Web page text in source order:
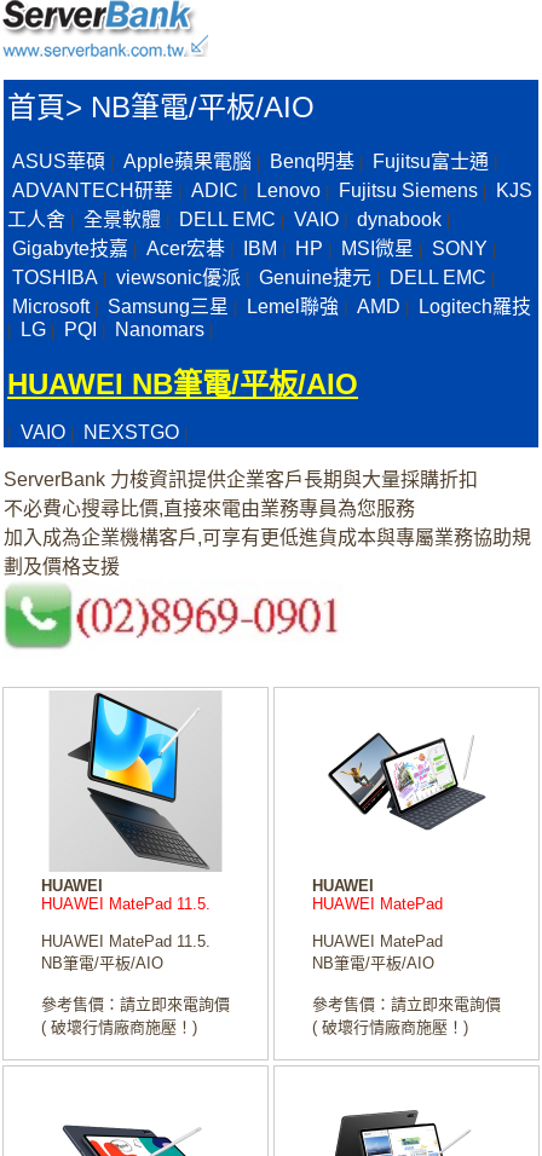
首頁> NB筆電/平板/AIO
ASUS華碩 Apple蘋果電腦 Benq明基 Fujitsu富士通
ADVANTECH研華 ADIC Lenovo Fujitsu Siemens
KJS
工人舍
全景軟體 DELL EMC VAIO dynabook
Gigabyte技嘉 Acer宏碁 IBM HP MSI微星 SONY
TOSHIBA viewsonic優派 Genuine捷元 DELL EMC
Microsoft| Samsung三星 Lemel聯強 AMD Logitech羅技
LG PQI Nanomars
HUAWEI NB筆電/平板/AIO
VAIO NEXSTGO
ServerBank 力梭資訊提供企業客戶長期與大量採購折扣
不必費心搜尋比價,直接來電由業務專員為您服務
加入成為企業機構客戶,可享有更低進貨成本與專屬業務協助規
劃及價格支援
HUAWEI
HUAWEI MatePad 11.5.
HUAWEI MatePad 11.5.
NB筆電/平板/AIO
參考售價：請立即來電詢價
( 破壞行情廠商施壓！)
HUAWEI
HUAWEI MatePad
HUAWEI MatePad
NB筆電/平板/AIO
參考售價：請立即來電詢價
( 破壞行情廠商施壓！)